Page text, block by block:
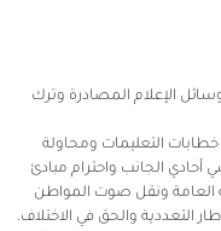
الإعلام المصادرة وترك
التعليمات ومحاولة
الجانب واحترام مبادئ
العامة ونقل صوت المواطن
التعددية والحق في الاختلاف.